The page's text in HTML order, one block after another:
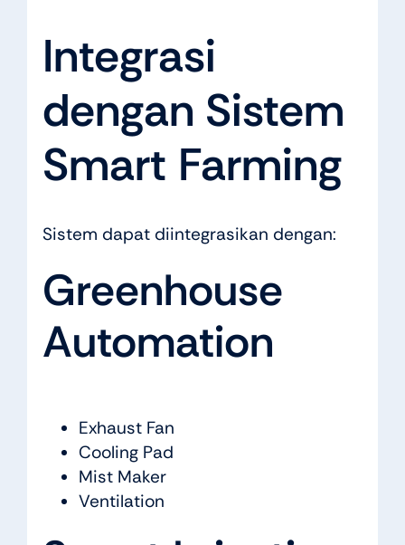
Integrasi
dengan Sistem
Smart Farming
Sistem dapat diintegrasikan dengan:
Greenhouse
Automation
Exhaust Fan
Cooling Pad
Mist Maker
Ventilation